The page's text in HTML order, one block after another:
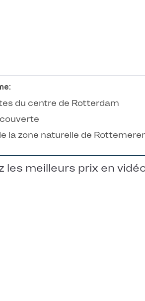
du centre de Rotterdam
la zone naturelle de
les meilleurs prix en